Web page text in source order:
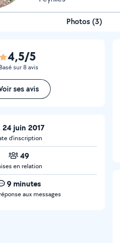
Photos (3)
4,5/5
Basé sur 8 avis
ses avis
24 juin 2017
d’inscription
49
en relation
9 minutes
aux messages